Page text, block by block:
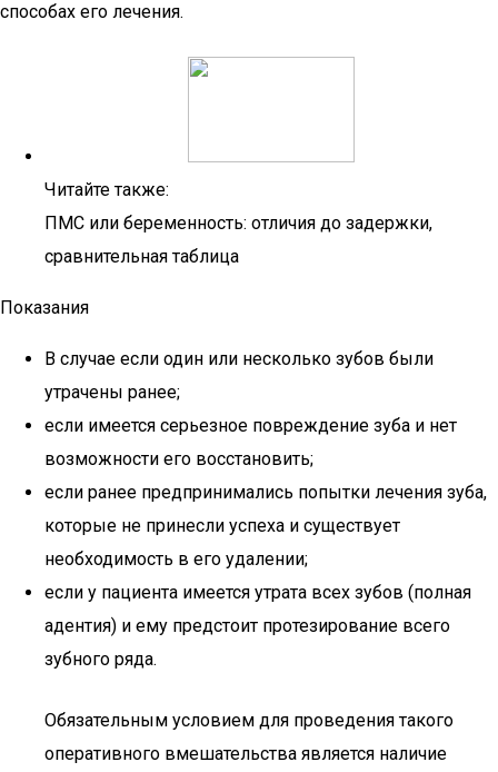
способах его лечения.
Читайте также:
ПМС или беременность: отличия до задержки,
сравнительная таблица
Показания
В случае если один или несколько зубов были
утрачены ранее;
если имеется серьезное повреждение зуба и нет
возможности его восстановить;
если ранее предпринимались попытки лечения зуба,
которые не принесли успеха и существует
необходимость в его удалении;
если у пациента имеется утрата всех зубов (полная
адентия) и ему предстоит протезирование всего
зубного ряда.
Обязательным условием для проведения такого
оперативного вмешательства является наличие